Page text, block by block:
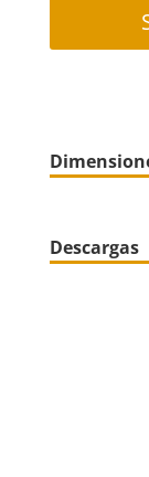
Descargas